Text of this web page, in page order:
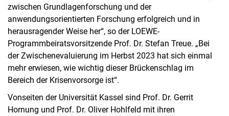
zwischen Grundlagenforschung und der
anwendungsorientierten Forschung erfolgreich und in
herausragender Weise her“, so der LOEWE-
Programmbeiratsvorsitzende Prof. Dr. Stefan Treue. „Bei
der Zwischenevaluierung im Herbst 2023 hat sich einmal
mehr erwiesen, wie wichtig dieser Brückenschlag im
Bereich der Krisenvorsorge ist“.
Vonseiten der Universität Kassel sind Prof. Dr. Gerrit
Hornung und Prof. Dr. Oliver Hohlfeld mit ihren